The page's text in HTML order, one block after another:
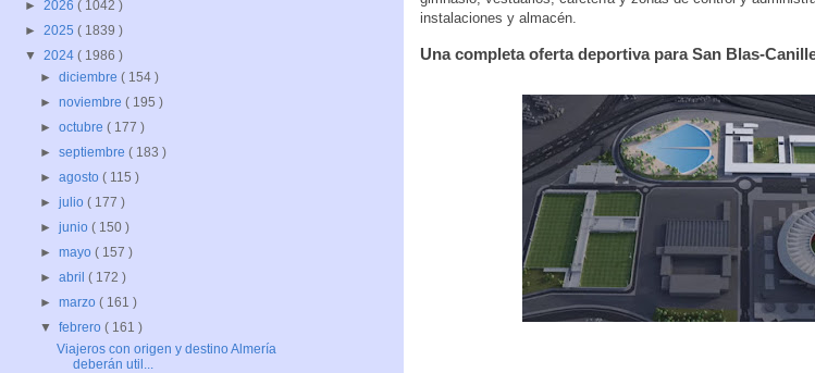
instalaciones y almacén.
Una completa oferta deportiva para San Blas-
► 2026 ( 1042 )
► 2025 ( 1839 )
▼ 2024 ( 1986 )
►diciembre( 154 )
►noviembre( 195 )
►octubre( 177 )
►septiembre( 183 )
►agosto( 115 )
►julio( 177 )
►junio( 150 )
►mayo( 157 )
►abril( 172 )
►marzo( 161 )
▼febrero( 161 )
Viajeros con origen y destino Almería
deberán util...